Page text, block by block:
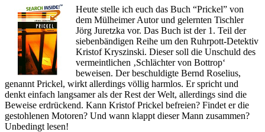
Rotzig
&
Rotzig
Heute stelle ich euch das Buch “Prickel” von
dem Mülheimer Autor und gelernten Tischler
Jörg Juretzka vor. Das Buch ist der 1. Teil der
siebenbändigen Reihe um den Ruhrpott-Detektiv
Kristof Kryszinski. Dieser soll die Unschuld des
vermeintlichen ‚Schlächter von Bottrop‘
beweisen. Der beschuldigte Bernd Roselius,
genannt Prickel, wirkt allerdings völlig harmlos. Er spricht und
denkt einfach langsamer als der Rest der Welt, allerdings sind die
Beweise erdrückend. Kann Kristof Prickel befreien? Findet er die
gestohlenen Motoren? Und wann klappt dieser Mann zusammen?
Unbedingt lesen!